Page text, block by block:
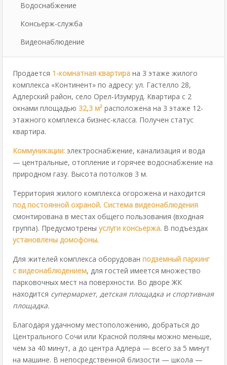
Водоснабжение
Консьерж-служба
Видеонаблюдение
Продается 1-комнатная квартира на 3 этаже жилого
комплекса «Континент» по адресу: ул. Гастелло 28,
Адлерский район, село Орел-Изумруд. Квартира с 2
окнами площадью 32,3 м² расположена на 3 этаже 12-
этажного комплекса бизнес-класса. Получен статус
квартира.
Коммуникации: электроснабжение, канализация и вода
— центральные, отопление и горячее водоснабжение на
природном газу. Высота потолков 3 м.
Территория жилого комплекса огорожена и находится
под постоянной охраной. Система видеонаблюдения
смонтирована в местах общего пользования (входная
группа). Предусмотрены услуги консьержа. В подъездах
установлены домофоны.
Для жителей комплекса оборудован подземный паркинг
с видеонаблюдением, для гостей имеется множество
парковочных мест на поверхности. Во дворе ЖК
находится супермаркет, детская площадка и спортивная
площадка.
Благодаря удачному местоположению, добраться до
Центрального Сочи или Красной поляны можно меньше,
чем за 40 минут, а до центра Адлера — всего за 5 минут
на машине. В непосредственной близости — школа —